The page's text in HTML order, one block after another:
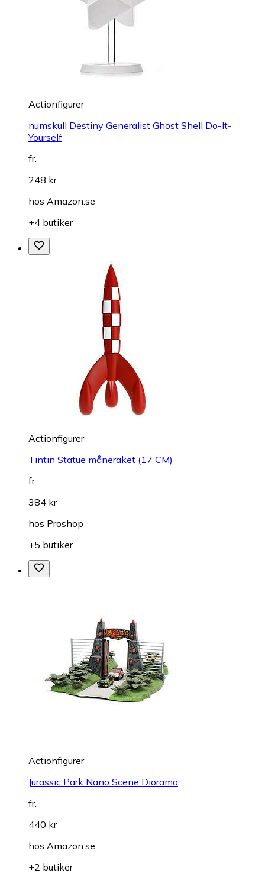
Actionfigurer
numskull Destiny Generalist Ghost Shell Do-It-
Yourself
fr.
248 kr
hos Amazon.se
+4 butiker
Actionfigurer
Tintin Statue måneraket (17 CM)
fr.
384 kr
hos Proshop
+5 butiker
Actionfigurer
Jurassic Park Nano Scene Diorama
fr.
440 kr
hos Amazon.se
+2 butiker